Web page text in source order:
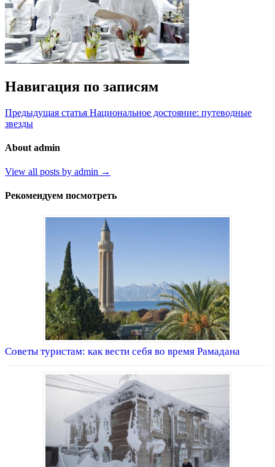
Навигация по записям
Предыдущая статья Национальное достояние: путеводные
звезды
About admin
View all posts by admin →
Рекомендуем посмотреть
Советы туристам: как вести себя во время Рамадана